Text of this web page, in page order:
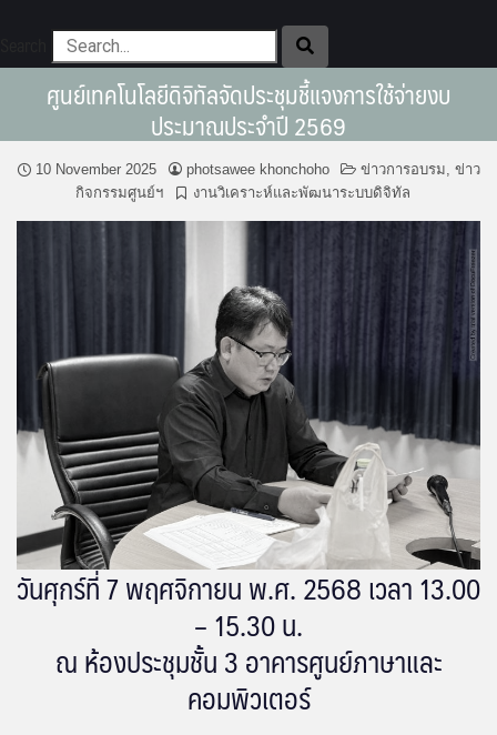
ศูนย์เทคโนโลยีดิจิทัลจัดประชุมชี้แจงการใช้จ่ายงบ
ประมาณประจำปี 2569
10 November 2025 photsawee khonchoho ข่าวการอบรม, ข่าว
กิจกรรมศูนย์ฯ
งานวิเคราะห์และพัฒนาระบบดิจิทัล
วันศุกร์ที่ 7 พฤศจิกายน พ.ศ. 2568 เวลา 13.00
– 15.30 น.
ณ ห้องประชุมชั้น 3 อาคารศูนย์ภาษาและ
คอมพิวเตอร์